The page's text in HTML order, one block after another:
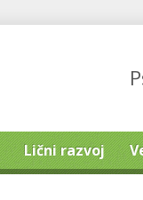
Lični razvoj